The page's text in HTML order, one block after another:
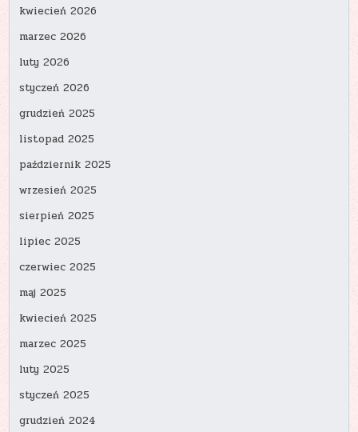
kwiecień 2026
marzec 2026
luty 2026
styczeń 2026
grudzień 2025
listopad 2025
październik 2025
wrzesień 2025
sierpień 2025
lipiec 2025
czerwiec 2025
maj 2025
kwiecień 2025
marzec 2025
luty 2025
styczeń 2025
grudzień 2024